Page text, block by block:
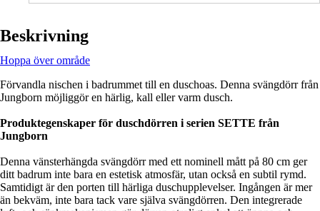
Beskrivning
Hoppa över område
Förvandla nischen i badrummet till en duschoas. Denna svängdörr från
Jungborn möjliggör en härlig, kall eller varm dusch.
Produktegenskaper för duschdörren i serien SETTE från
Jungborn
Denna vänsterhängda svängdörr med ett nominell mått på 80 cm ger
ditt badrum inte bara en estetisk atmosfär, utan också en subtil rymd.
Samtidigt är den porten till härliga duschupplevelser. Ingången är mer
än bekväm, inte bara tack vare själva svängdörren. Den integrerade